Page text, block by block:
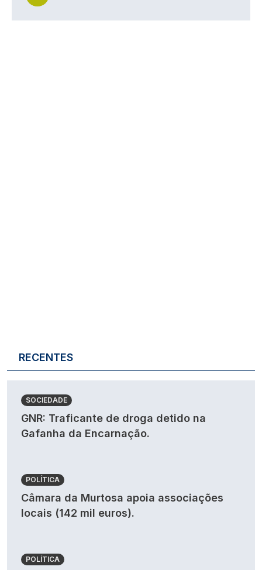
RECENTES
SOCIEDADE
GNR: Traficante de droga detido na
Gafanha da Encarnação.
POLÍTICA
Câmara da Murtosa apoia associações
locais (142 mil euros).
POLÍTICA